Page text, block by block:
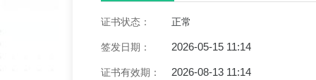
证书状态： 正常
签发日期： 2026-05-15 11:14
证书有效期： 2026-08-13 11:14